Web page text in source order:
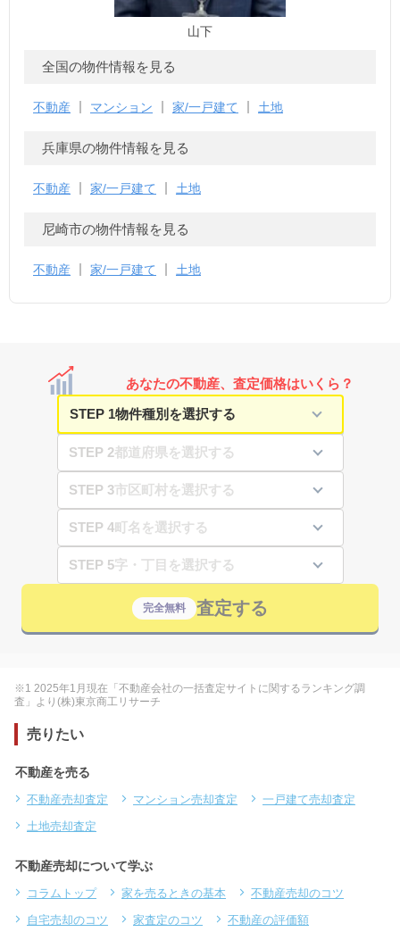
山下
全国の物件情報を見る
不動産 マンション 家/一戸建て 土地
兵庫県の物件情報を見る
不動産 家/一戸建て 土地
尼崎市の物件情報を見る
不動産 家/一戸建て 土地
あなたの不動産、査定価格はいくら？
STEP 1
STEP 2
STEP 3
STEP 4
STEP 5
完全無料 査定する
※1 2025年1月現在「不動産会社の一括査定サイトに関するランキング調
査」より(株)東京商工リサーチ
売りたい
不動産を売る
不動産売却査定 マンション売却査定
一戸建て売却査定
土地売却査定
不動産売却について学ぶ
コラムトップ 家を売るときの基本
不動産売却のコツ
自宅売却のコツ
家査定のコツ
不動産の評価額